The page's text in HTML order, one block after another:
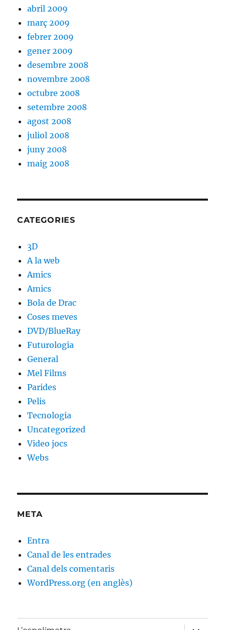
abril 2009
març 2009
febrer 2009
gener 2009
desembre 2008
novembre 2008
octubre 2008
setembre 2008
agost 2008
juliol 2008
juny 2008
maig 2008
CATEGORIES
3D
A la web
Amics
Amics
Bola de Drac
Coses meves
DVD/BlueRay
Futurologia
General
Mel Films
Parides
Pelis
Tecnologia
Uncategorized
Video jocs
Webs
META
Entra
Canal de les entrades
Canal dels comentaris
WordPress.org (en anglès)
amplia